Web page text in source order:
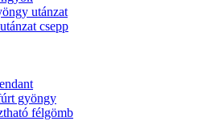
utánzat
csepp
gyöngy
félgömb